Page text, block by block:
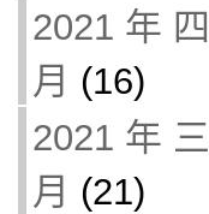
2021 年 四
月 (16)
2021 年 三
月 (21)